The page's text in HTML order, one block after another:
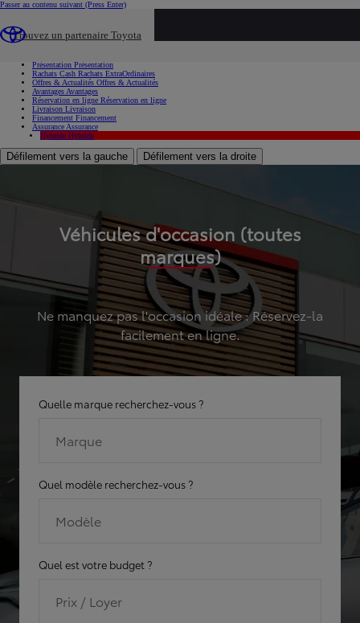
Passer au contenu suivant (Press Enter)
Trouvez un partenaire Toyota
Présentation Présentation
Rachats Cash Rachats ExtraOrdinaires
Offres & Actualités Offres & Actualités
Avantages Avantages
Réservation en ligne Réservation en ligne
Livraison Livraison
Financement Financement
Assurance Assurance
Hybride Hybride
Défilement vers la gauche Défilement vers la droite
Véhicules d'occasion (toutes
marques)
Ne manquez pas l'occasion idéale : Réservez-la
facilement en ligne.
Quelle marque recherchez-vous ?
Marque
Quel modèle recherchez-vous ?
Modèle
Quel est votre budget ?
Prix / Loyer